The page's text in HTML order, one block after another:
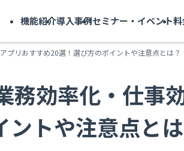
機能紹介導入事例セミナー・イベント
プリおすすめ20選！選び方のポイントや注意点とは？
務効率化・仕事
トや注意点と